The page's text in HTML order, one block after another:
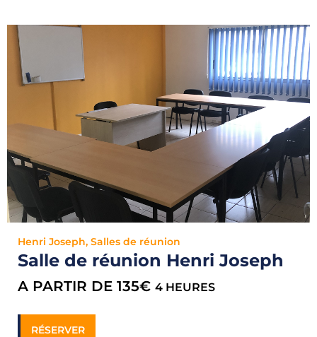
Henri Joseph, Salles de réunion
Salle de réunion Henri Joseph
A PARTIR DE 135€ 4 HEURES
RÉSERVER